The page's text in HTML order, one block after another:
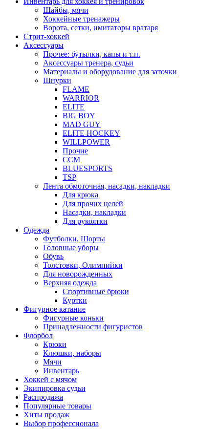
Шайбы, мячи
Хоккейные тренажеры
Ворота, сетки, имитаторы вратаря
Стрит-хоккей
Аксессуары
Прочее: бутылки, капы и т.п.
Аксессуары тренера, судьи
Материалы и оборудование для заточки
Шнурки
FLAME
WARRIOR
ELITE
BIG BOY
MAD GUY
ELITE HOCKEY
WILLPOWER
Прочие
CCM
BLUESPORTS
TSP
Лента обмоточная, насадки, накладки
Для крюка
Для прочих целей
Насадки, накладки
Для рукоятки
Одежда
Футболки, Шорты
Головные уборы
Обувь
Толстовки, Олимпийки
Для новорожденных
Верхняя одежда
Спортивные брюки
Куртки
Фигурное катание
Фигурные коньки
Принадлежности фигуристов
Флорбол
Крюки
Клюшки, наборы
Мячи
Инвентарь
Хоккей с мячом
Экипировка судьи
Распродажа
Популярные товары
Хиты продаж
Выбор профессионала